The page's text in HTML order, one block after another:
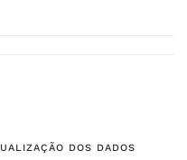
DOS DADOS